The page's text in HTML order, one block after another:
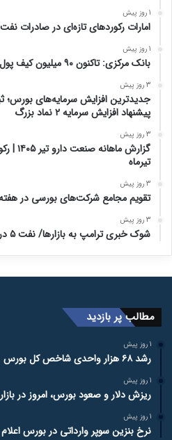
1 روز پیش
امارات رکورد‌های تازه‌ای در صادرات
1 روز پیش
بانک مرکزی: تاکنون ۹۰ میلیون کیف پول برای ایرانیان ساخته شده است
3 روز پیش
پیشنهاد افزایش سرمایه ۲ نماد بزرگ
3 روز پیش
گزارش
تیرماه
3 روز پیش
تقویم مجامع شرکت‌های بورسی در هفته
3 روز پیش
شوک خبری ترامپ به بازارها/ نفت ۵ درصد سقوط کرد
مطالب پر بازدید
1 روز پیش
رشد ۶۸ هزار واحدی شاخص کل بورس
1 روز پیش
ریزش دلار و صعود بورس، امروز در
1 روز پیش
نرخ بنزین سوپر وارداتی در بورس